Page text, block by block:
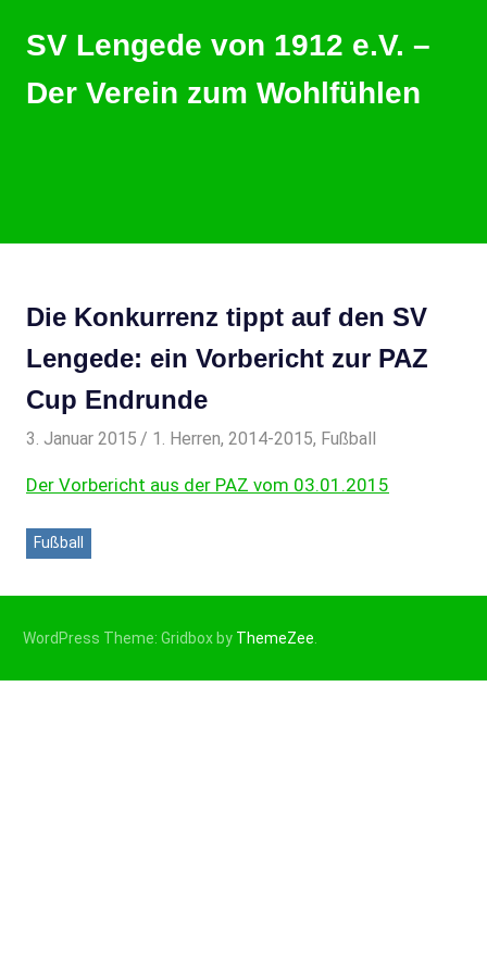
InhaltSV Lengede von 1912 e.V. –
Der Verein zum Wohlfühlen
Die Konkurrenz tippt auf den SV
Lengede: ein Vorbericht zur PAZ
Cup Endrunde
3. Januar 2015 svladmin
1. Herren,2014-2015, Fußball
Der Vorbericht aus der PAZ vom 03.01.2015
Fußball
WordPress Theme: Gridbox by ThemeZee.